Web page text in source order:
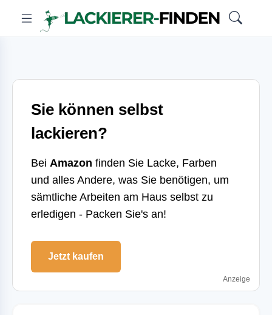
Sie können selbst
lackieren?
Bei Amazon finden Sie Lacke, Farben
und alles Andere, was Sie benötigen, um
sämtliche Arbeiten am Haus selbst zu
erledigen - Packen Sie's an!
Jetzt kaufen
Anzeige